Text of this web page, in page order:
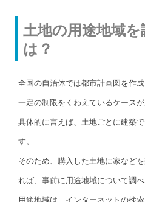
土地の用途地域を
は？
全国の自治体では都市計画図を作
一定の制限をくわえているケースが
具体的に言えば、土地ごとに建築
す。
そのため、購入した土地に家など
れば、事前に用途地域について調べ
用途地域は、インターネットの検